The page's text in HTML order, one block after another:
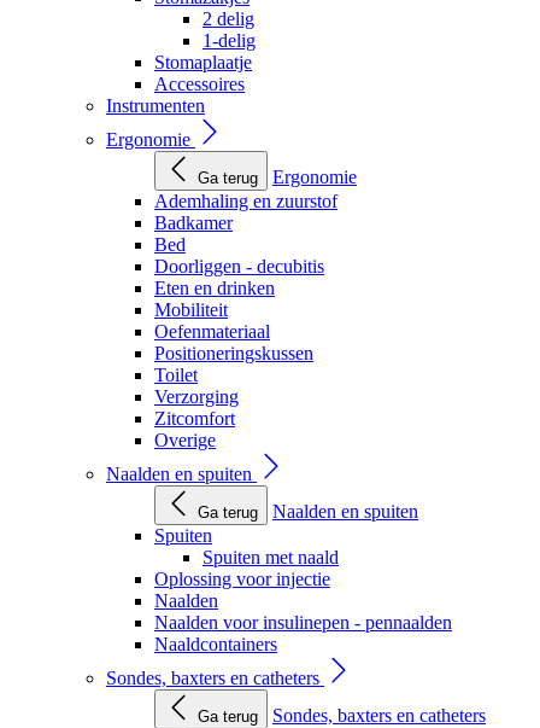
2 delig
1-delig
Stomaplaatje
Accessoires
Instrumenten
Ergonomie
Ga terug
Ergonomie
Ademhaling en zuurstof
Badkamer
Bed
Doorliggen - decubitis
Eten en drinken
Mobiliteit
Oefenmateriaal
Positioneringskussen
Toilet
Verzorging
Zitcomfort
Overige
Naalden en spuiten
Ga terug
Naalden en spuiten
Spuiten
Spuiten met naald
Oplossing voor injectie
Naalden
Naalden voor insulinepen - pennaalden
Naaldcontainers
Sondes, baxters en catheters
Ga terug
Sondes, baxters en catheters